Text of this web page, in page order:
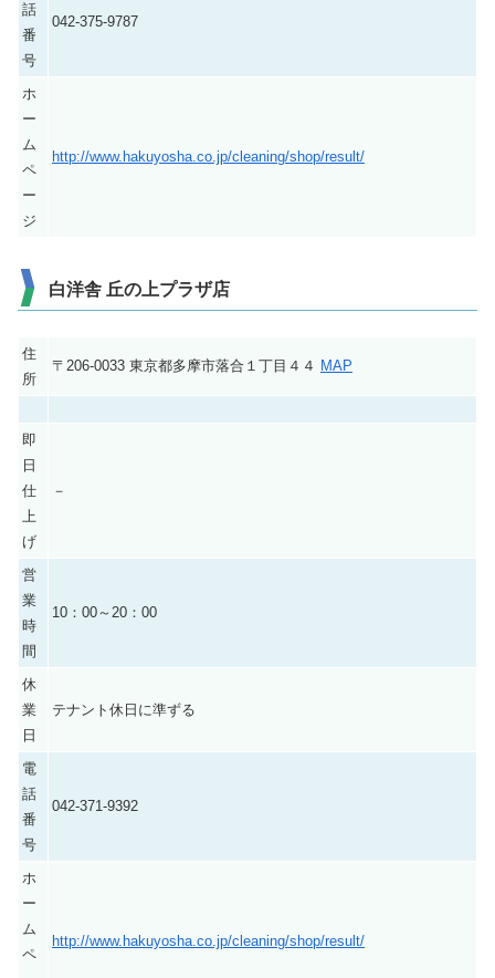
話
番
号
042-375-9787
ホ
ー
ム
ペ
ー
ジ
http://www.hakuyosha.co.jp/cleaning/shop/result/
白洋舎 丘の上プラザ店
住
所
〒206-0033 東京都多摩市落合１丁目４４ MAP
即
日
仕
上
げ
－
営
業
時
間
10：00～20：00
休
業
日
テナント休日に準ずる
電
話
番
号
042-371-9392
ホ
ー
ム
ペ
http://www.hakuyosha.co.jp/cleaning/shop/result/